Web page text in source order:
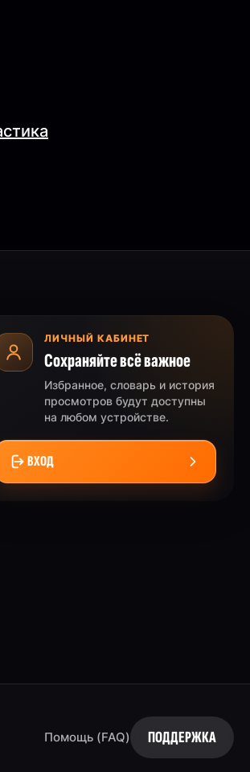
ЛИЧНЫЙ КАБИНЕТ
Сохраняйте всё важное
Избранное, словарь и история
просмотров будут доступны
на любом устройстве.
ВХОД
Помощь (FAQ) ПОДДЕРЖКА